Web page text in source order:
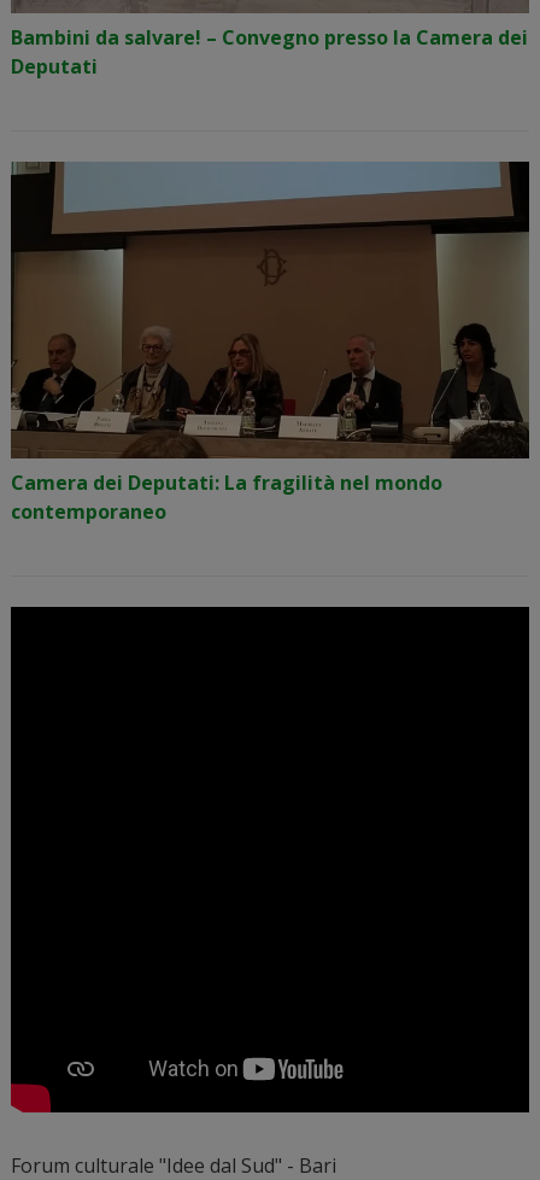
Bambini da salvare! – Convegno presso la Camera dei
Deputati
Camera dei Deputati: La fragilità nel mondo
contemporaneo
Forum culturale "Idee dal Sud" - Bari